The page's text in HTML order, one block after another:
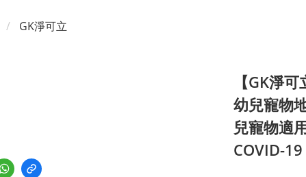
GK淨可立
【GK淨
幼兒寵物
兒寵物適
COVID-19